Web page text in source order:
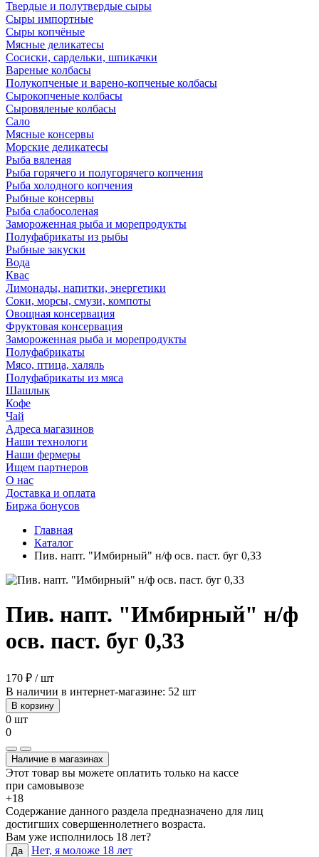
Твердые и полутвердые сыры
Сыры импортные
Сыры копчёные
Мясные деликатесы
Сосиски, сардельки, шпикачки
Вареные колбасы
Полукопченые и варено-копченые колбасы
Сырокопченые колбасы
Сыровяленые колбасы
Сало
Мясные консервы
Морские деликатесы
Рыба вяленая
Рыба горячего и полугорячего копчения
Рыба холодного копчения
Рыбные консервы
Рыба слабосоленая
Замороженная рыба и морепродукты
Полуфабрикаты из рыбы
Рыбные закуски
Вода
Квас
Лимонады, напитки, энергетики
Соки, морсы, смузи, компоты
Овощная консервация
Фруктовая консервация
Замороженная рыба и морепродукты
Полуфабрикаты
Мясо, птица, халяль
Полуфабрикаты из мяса
Шашлык
Кофе
Чай
Адреса магазинов
Наши технологи
Наши фермеры
Ищем партнеров
О нас
Доставка и оплата
Биржа бонусов
Главная
Каталог
Пив. напт. "Имбирный" н/ф осв. паст. буг 0,33
Пив. напт. "Имбирный" н/ф
осв. паст. буг 0,33
170 ₽ / шт
В наличии в интернет-магазине: 52 шт
В корзину
0 шт
0
Наличие в магазинах
Этот товар вы можете оплатить только на кассе
при самовывозе
+18
Содержание данного раздела предназначено для лиц
достигших совершеннолетнего возраста.
Вам уже исполнилось 18 лет?
Да
Нет, я моложе 18 лет